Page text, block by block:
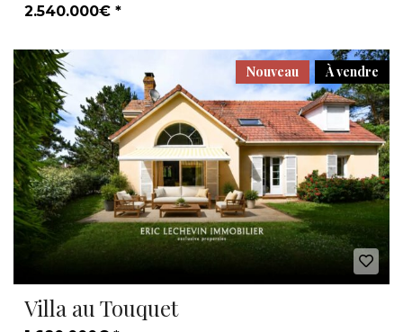
2.540.000€ *
À vendre
Nouveau
Villa au Touquet